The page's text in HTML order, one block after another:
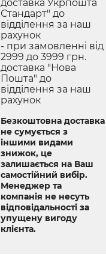
доставка Укрпошта
Стандарт" до
відділення за наш
рахунок
- при замовленні від
2999 до 3999 грн.
доставка "Нова
Пошта" до
відділення за наш
рахунок
Безкоштовна доставка
не сумується з
іншими видами
знижок, це
залишається на Ваш
самостійний вибір.
Менеджер та
компанія не несуть
відповідальності за
упущену вигоду
клієнта.